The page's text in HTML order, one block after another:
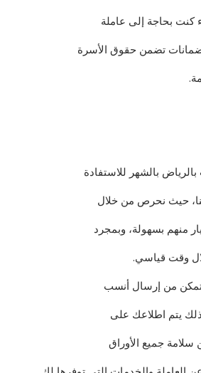
كنت بحاجة إلى عاملة
ضمانات تضمن حقوق الأسرة
بالشهر للاستفادة
حيث نحرص من خلال
منهم بسهولة، وبمجرد
وقت قياسي.
من إرسال أنسب
يتم اطلاعك على
سلامة جميع الأوراق